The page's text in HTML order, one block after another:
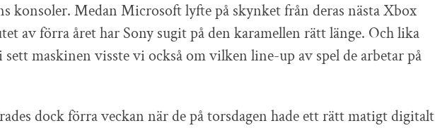
konsoler. Medan Microsoft lyfte på skynket från deras nästa Xbox
av förra året har Sony sugit på den karamellen rätt länge. Och lika
maskinen visste vi också om vilken line-up av spel de arbetar på
dock förra veckan när de på torsdagen hade ett rätt matigt digitalt